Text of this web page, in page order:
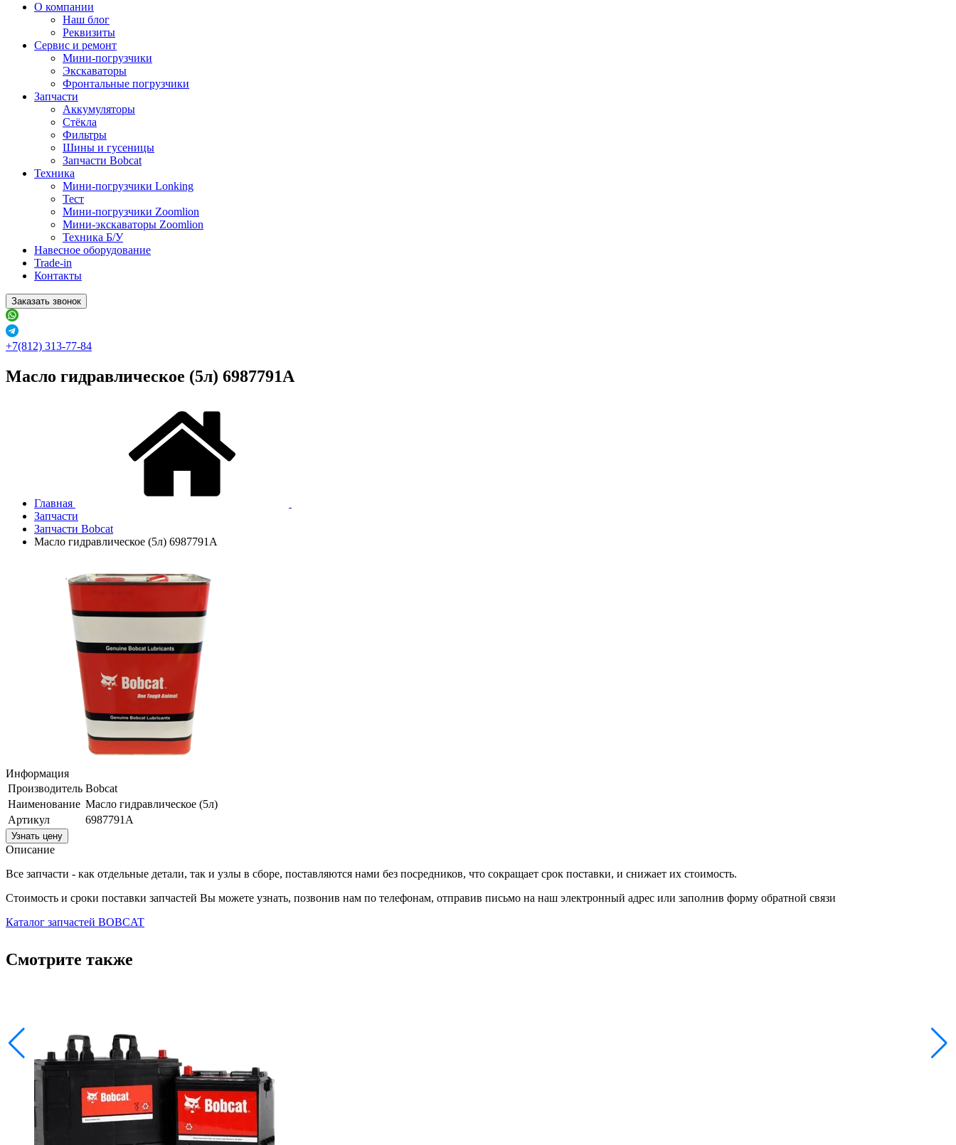
О компании
Наш блог
Реквизиты
Сервис и ремонт
Мини-погрузчики
Экскаваторы
Фронтальные погрузчики
Запчасти
Аккумуляторы
Стёкла
Фильтры
Шины и гусеницы
Запчасти Bobcat
Техника
Мини-погрузчики Lonking
Тест
Мини-погрузчики Zoomlion
Мини-экскаваторы Zoomlion
Техника Б/У
Навесное оборудование
Trade-in
Контакты
Заказать звонок
+7(812) 313-77-84
Масло гидравлическое (5л) 6987791A
Главная
Запчасти
Запчасти Bobcat
Масло гидравлическое (5л) 6987791A
Информация
Производитель Bobcat
Наименование Масло гидравлическое (5л)
Артикул
6987791A
Узнать цену
Описание
Все запчасти - как отдельные детали, так и узлы в сборе, поставляются нами без посредников, что сокращает срок поставки, и снижает их стоимость.
Стоимость и сроки поставки запчастей Вы можете узнать, позвонив нам по телефонам, отправив письмо на наш электронный адрес или заполнив форму обратной связи
Каталог запчастей BOBCAT
Смотрите также